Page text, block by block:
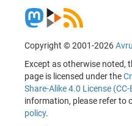
Copyright © 2001-2026
Except as otherwise noted,
page is licensed under the
Share-Alike 4.0 License (CC-
information, please refer to
policy.